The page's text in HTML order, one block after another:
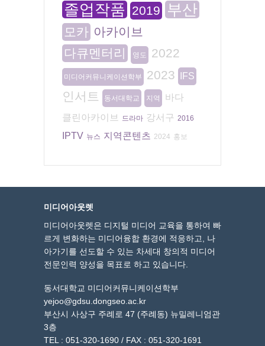
졸업작품 2019 부산
모카 아카이브
다큐멘터리
영도 2022
미디어커뮤니케이션학부 2023 IFS
인서트 동서대학교 지역
바다
클린아카이브
드라마 강서구 2016
IPTV 뉴스 지역콘텐츠 2024 홍보
미디어아웃렛
미디어아웃렛은 디지털 미디어 교육을 통하여 빠
르게 변화하는 미디어융합 환경에 적응하고, 나
아가기를 선도할 수 있는 차세대 창의적 미디어
전문인력 양성을 목표로 하고 있습니다.
동서대학교 미디어커뮤니케이션학부
yejoo@gdsu.dongseo.ac.kr
부산시 사상구 주례로 47 (주례동) 뉴밀레니엄관
3층
TEL : 051-320-1690 / FAX : 051-320-1691